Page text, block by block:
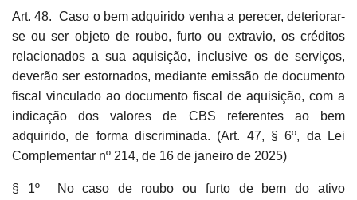
Art. 48. Caso o bem adquirido venha a perecer, deteriorar-
se ou ser objeto de roubo, furto ou extravio, os créditos
relacionados a sua aquisição, inclusive os de serviços,
deverão ser estornados, mediante emissão de documento
fiscal vinculado ao documento fiscal de aquisição, com a
indicação dos valores de CBS referentes ao bem
adquirido, de forma discriminada. (Art. 47, § 6º, da Lei
Complementar nº 214, de 16 de janeiro de 2025)
§ 1º No caso de roubo ou furto de bem do ativo